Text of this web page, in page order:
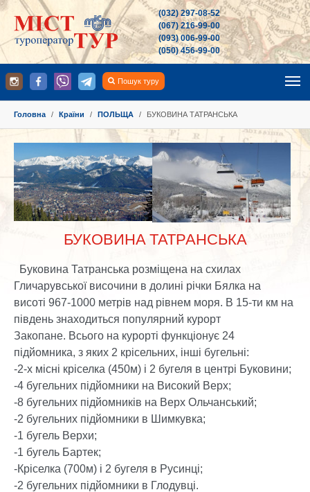
(032) 297-08-52
(067) 216-99-00
(093) 006-99-00
(050) 456-99-00
Пошук туру
Головна
Країни ПОЛЬЩА БУКОВИНА ТАТРАНСЬКА
БУКОВИНА ТАТРАНСЬКА
Буковина Татранська розміщена на схилах
Гличарувської височини в долині річки Бялка на
висоті 967-1000 метрів над рівнем моря. В 15-ти км на
південь знаходиться популярний курорт
Закопане. Всього на курорті функціонує 24
підйомника, з яких 2 крісельних, інші бугельні:
-2-х місні кріселка (450м) і 2 бугеля в центрі Буковини;
-4 бугельних підйомники на Високий Верх;
-8 бугельних підйомників на Верх Ольчанський;
-2 бугельних підйомники в Шимкувка;
-1 бугель Верхи;
-1 бугель Бартек;
-Кріселка (700м) і 2 бугеля в Русинці;
-2 бугельних підйомники в Глодувці.